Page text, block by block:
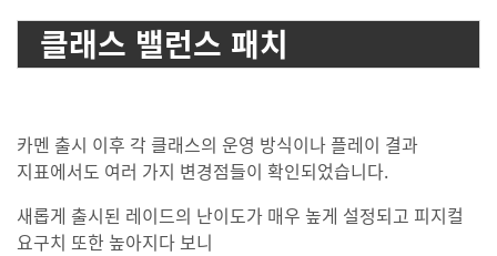
클래스 밸런스 패치
카멘 출시 이후 각 클래스의 운영 방식이나 플레이 결과
지표에서도 여러 가지 변경점들이 확인되었습니다.
새롭게 출시된 레이드의 난이도가 매우 높게 설정되고 피지컬
요구치 또한 높아지다 보니